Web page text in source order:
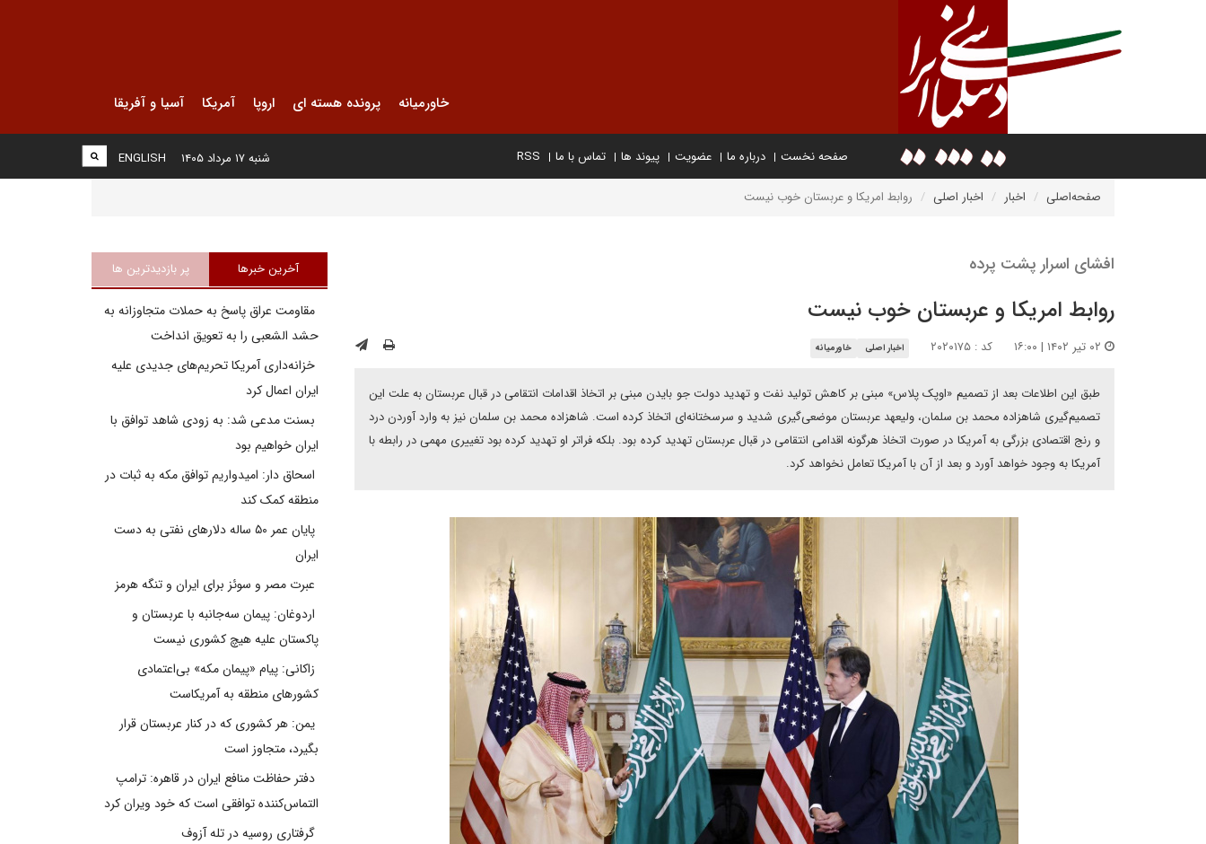
خاورمیانه پرونده هسته ای اروپا آمریکا آسیا و آفریقا
صفحه نخست درباره ما عضویت پیوند ها تماس با ما RSS
ENGLISH شنبه ۱۷ مرداد ۱۴۰۵
صفحه‌اصلی اخبار اخبار اصلی روابط امریکا و عربستان خوب نیست
افشای اسرار پشت پرده
روابط امریکا و عربستان خوب نیست
کد : ۲۰۲۰۱۷۵ اخبار اصلی خاورمیانه
طبق این اطلاعات بعد از تصمیم «اوپک پلاس» مبنی بر کاهش تولید نفت و تهدید دولت جو بایدن مبنی بر اتخاذ اقدامات انتقامی در قبال عربستان به علت این
تصمیم‌گیری شاهزاده محمد بن سلمان، ولیعهد عربستان موضعی‌گیری شدید و سرسختانه‌ای اتخاذ کرده است. شاهزاده محمد بن سلمان نیز به وارد آوردن درد
و رنج اقتصادی بزرگی به آمریکا در صورت اتخاذ هرگونه اقدامی انتقامی در قبال عربستان تهدید کرده بود. بلکه فراتر او تهدید کرده بود تغییری مهمی در رابطه با
آمریکا به وجود خواهد آورد و بعد از آن با آمریکا تعامل نخواهد کرد.
آخرین خبرها پر بازدیدترین ها
مقاومت عراق پاسخ به حملات متجاوزانه به
حشد الشعبی را به تعویق انداخت
خزانه‌داری آمریکا تحریم‌های جدیدی علیه
ایران اعمال کرد
بسنت مدعی شد: به زودی شاهد توافق با
ایران خواهیم بود
اسحاق دار: امیدواریم توافق مکه به ثبات در
منطقه کمک کند
پایان عمر ۵۰ ساله دلارهای نفتی به دست
ایران
عبرت مصر و سوئز برای ایران و تنگه هرمز
اردوغان: پیمان سه‌جانبه با عربستان و
پاکستان علیه هیچ کشوری نیست
زاکانی: پیام «پیمان مکه» بی‌اعتمادی
کشورهای منطقه به آمریکاست
یمن: هر کشوری که در کنار عربستان قرار
بگیرد، متجاوز است
دفتر حفاظت منافع ایران در قاهره: ترامپ
التماس‌کننده توافقی است که خود ویران کرد
گرفتاری روسیه در تله آزوف